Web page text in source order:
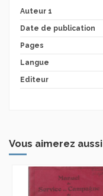
Auteur 1
Date de publication
Pages
Langue
Editeur
Vous aimerez aussi